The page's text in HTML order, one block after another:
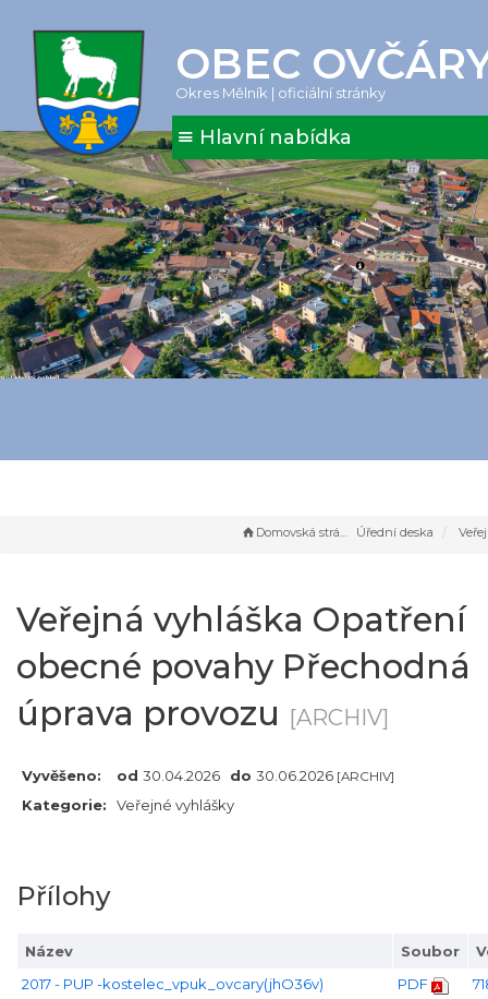
OBEC
Okres Mělník | oficiální stránky
Hlavní nabídka
Domovská stránka Úřední deska Veřejná vyhláška
Veřejná vyhláška Opatření
obecné povahy Přechodná
úprava provozu [ARCHIV]
Vyvěšeno: od 30.04.2026 do 30.06.2026 [ARCHIV]
Kategorie: Veřejné vyhlášky
Přílohy
Název Soubor
2017 - PUP -kostelec_vpuk_ovcary(jhO36v)
PDF